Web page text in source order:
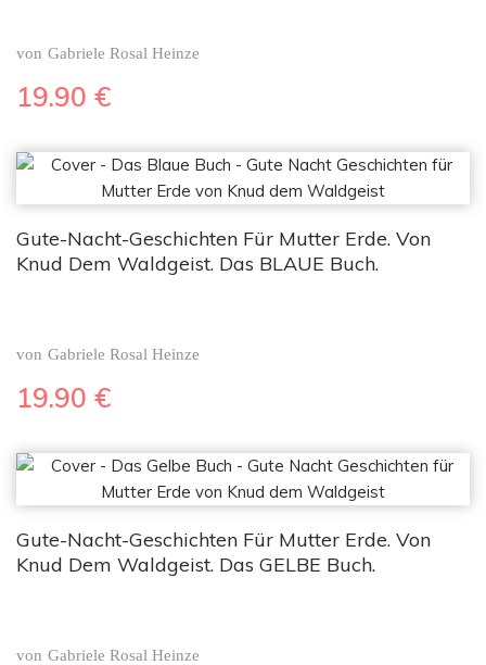
von Gabriele Rosal Heinze
19.90 €
Gute-Nacht-Geschichten Für Mutter Erde. Von
Knud Dem Waldgeist. Das BLAUE Buch.
von Gabriele Rosal Heinze
19.90 €
Gute-Nacht-Geschichten Für Mutter Erde. Von
Knud Dem Waldgeist. Das GELBE Buch.
von Gabriele Rosal Heinze